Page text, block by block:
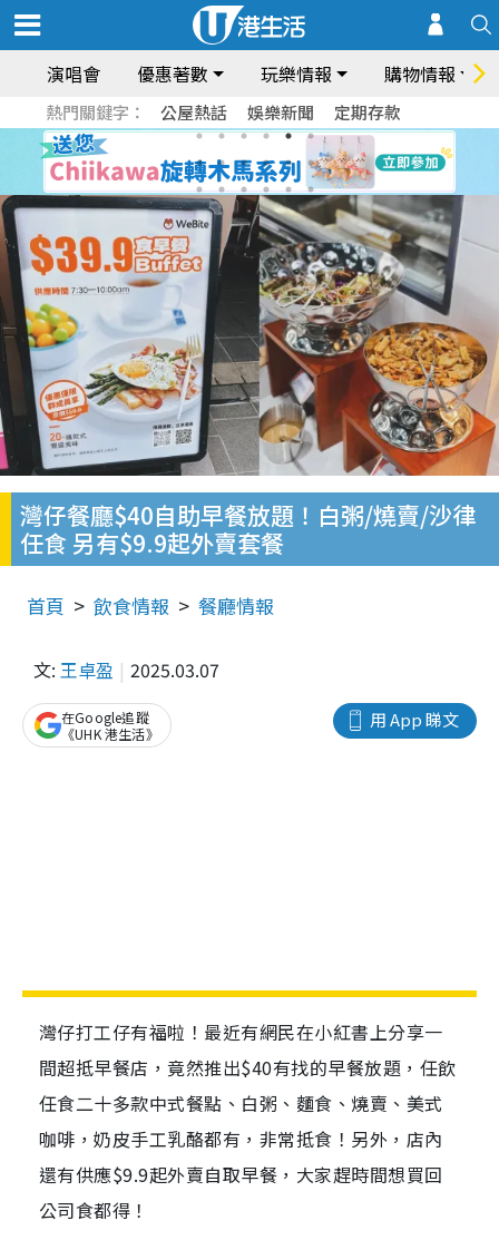
演唱會 優惠著數 玩樂情報 購物情報
熱門關鍵字： 公屋熱話 娛樂新聞 定期存款
灣仔餐廳$40自助早餐放題！白粥/燒賣/沙律
任食 另有$9.9起外賣套餐
首頁 飲食情報 餐廳情報
文: 王卓盈 2025.03.07
用 App 睇文
在Google追蹤
《UHK 港生活》
灣仔打工仔有福啦！最近有網民在小紅書上分享一
間超抵早餐店，竟然推出$40有找的早餐放題，任飲
任食二十多款中式餐點、白粥、麵食、燒賣、美式
咖啡，奶皮手工乳酪都有，非常抵食！另外，店內
還有供應$9.9起外賣自取早餐，大家趕時間想買回
公司食都得！